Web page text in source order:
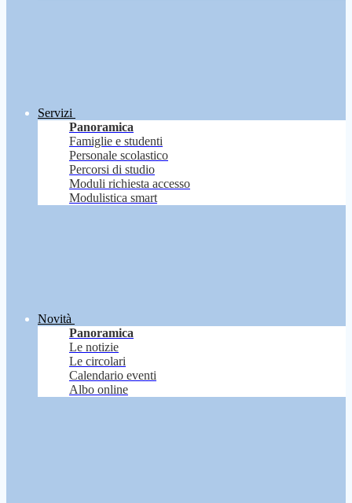
Servizi
Panoramica
Famiglie e studenti
Personale scolastico
Percorsi di studio
Moduli richiesta accesso
Modulistica smart
Novità
Panoramica
Le notizie
Le circolari
Calendario eventi
Albo online